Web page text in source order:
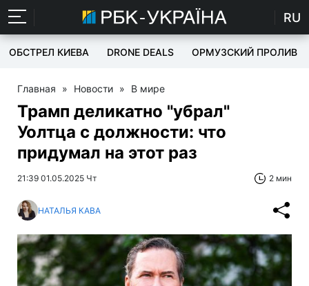
RU
ОБСТРЕЛ КИЕВА DRONE DEALS ОРМУЗСКИЙ ПРОЛИВ
Главная » Новости » В мире
Трамп деликатно "убрал"
Уолтца с должности: что
придумал на этот раз
21:39 01.05.2025 Чт 2 мин
НАТАЛЬЯ КАВА